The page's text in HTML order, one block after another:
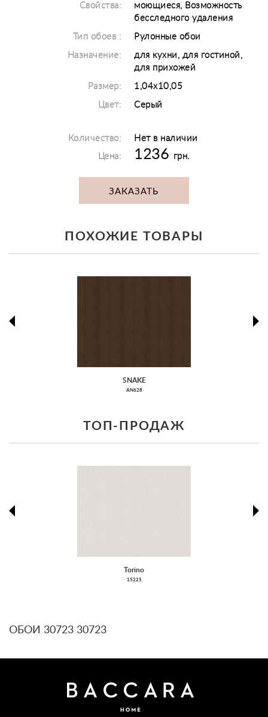
Свойства:
моющиеся, Возможность
бесследного удаления
Тип обоев : Рулонные обои
Назначение:
для кухни, для гостиной,
для прихожей
Размер: 1,04x10,05
Цвет: Серый
Количество:
Нет в наличии
Цена:
1236 грн.
ЗАКАЗАТЬ
ПОХОЖИЕ ТОВАРЫ
SNAKE
AN628
ТОП-ПРОДАЖ
Torino
15225
ОБОИ 30723 30723